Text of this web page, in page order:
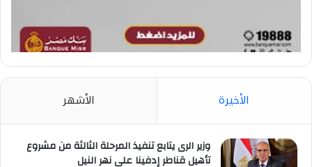
الأخيرة الأشهر
وزير الرى يتابع تنفيذ المرحلة الثالثة من مشروع
تأهيل قناطر إدفينا على نهر النيل